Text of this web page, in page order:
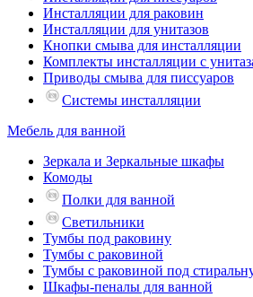
Инсталляции для раковин
Инсталляции для унитазов
Кнопки смыва для инсталляции
Комплекты инсталляции с
Приводы смыва для писсуаров
Системы инсталляции
Мебель для ванной
Зеркала и Зеркальные шкафы
Комоды
Полки для ванной
Светильники
Тумбы под раковину
Тумбы с раковиной
Тумбы с раковиной под
Шкафы-пеналы для ванной